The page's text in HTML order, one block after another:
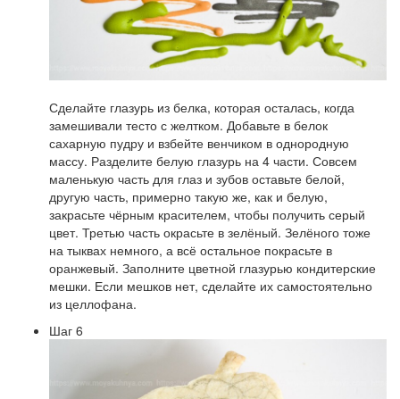
Сделайте глазурь из белка, которая осталась, когда
замешивали тесто с желтком. Добавьте в белок
сахарную пудру и взбейте венчиком в однородную
массу. Разделите белую глазурь на 4 части. Совсем
маленькую часть для глаз и зубов оставьте белой,
другую часть, примерно такую же, как и белую,
закрасьте чёрным красителем, чтобы получить серый
цвет. Третью часть окрасьте в зелёный. Зелёного тоже
на тыквах немного, а всё остальное покрасьте в
оранжевый. Заполните цветной глазурью кондитерские
мешки. Если мешков нет, сделайте их самостоятельно
из целлофана.
Шаг 6